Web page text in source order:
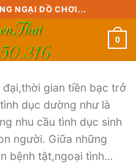
NGẠI ĐỒ CHƠI...
0
đại,thời gian tiền bạc trở
dục dường như là
nhu cầu tình dục sinh
người. Giữa những
bệnh tật,ngoại tình…